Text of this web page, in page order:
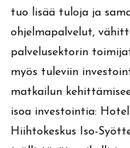
tuo lisää tuloja ja
ohjelmapalvelut,
palvelusektorin
myös tuleviin
matkailun
isoa investointia:
Hiihtokeskus Iso-